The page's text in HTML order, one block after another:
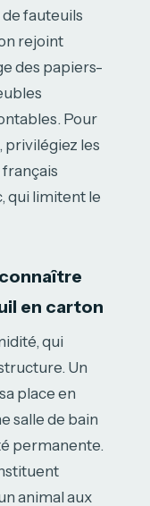
fauteuils
rejoint
des papiers-
Pour
privilégiez les
qui limitent le
en carton
qui
Un
place en
salle de bain
permanente.
animal aux